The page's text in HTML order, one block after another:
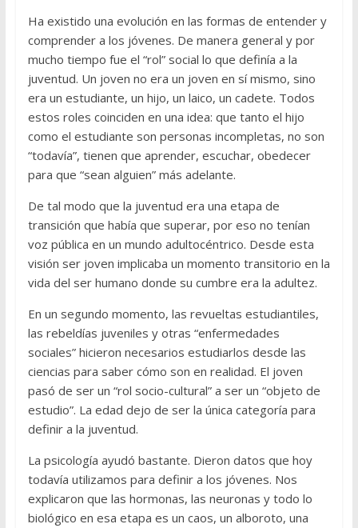
Ha existido una evolución en las formas de entender y
comprender a los jóvenes. De manera general y por
mucho tiempo fue el “rol” social lo que definía a la
juventud. Un joven no era un joven en sí mismo, sino
era un estudiante, un hijo, un laico, un cadete. Todos
estos roles coinciden en una idea: que tanto el hijo
como el estudiante son personas incompletas, no son
“todavía”, tienen que aprender, escuchar, obedecer
para que “sean alguien” más adelante.
De tal modo que la juventud era una etapa de
transición que había que superar, por eso no tenían
voz pública en un mundo adultocéntrico. Desde esta
visión ser joven implicaba un momento transitorio en la
vida del ser humano donde su cumbre era la adultez.
En un segundo momento, las revueltas estudiantiles,
las rebeldías juveniles y otras “enfermedades
sociales” hicieron necesarios estudiarlos desde las
ciencias para saber cómo son en realidad. El joven
pasó de ser un “rol socio-cultural” a ser un “objeto de
estudio”. La edad dejo de ser la única categoría para
definir a la juventud.
La psicología ayudó bastante. Dieron datos que hoy
todavía utilizamos para definir a los jóvenes. Nos
explicaron que las hormonas, las neuronas y todo lo
biológico en esa etapa es un caos, un alboroto, una